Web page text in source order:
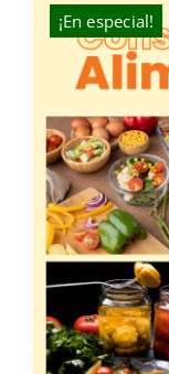
¡En especial!